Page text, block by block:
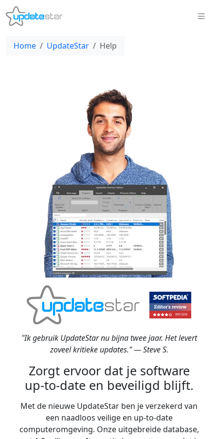
Home UpdateStar Help
"Ik gebruik UpdateStar nu bijna twee jaar. Het levert
zoveel kritieke updates." — Steve S.
Zorgt ervoor dat je software
up-to-date en beveiligd blijft.
Met de nieuwe UpdateStar ben je verzekerd van
een naadloos veilige en up-to-date
computeromgeving. Onze uitgebreide database,